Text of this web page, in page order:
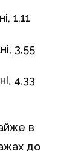
1,11
3,55
4,33
в
до